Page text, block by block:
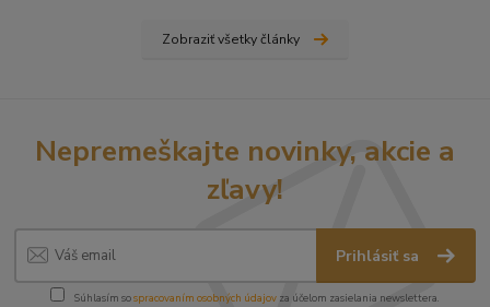
Zobraziť všetky články
Nepremeškajte novinky, akcie a
zľavy!
Prihlásiť sa
Súhlasím sospracovaním osobných údajov za účelom zasielania newslettera.